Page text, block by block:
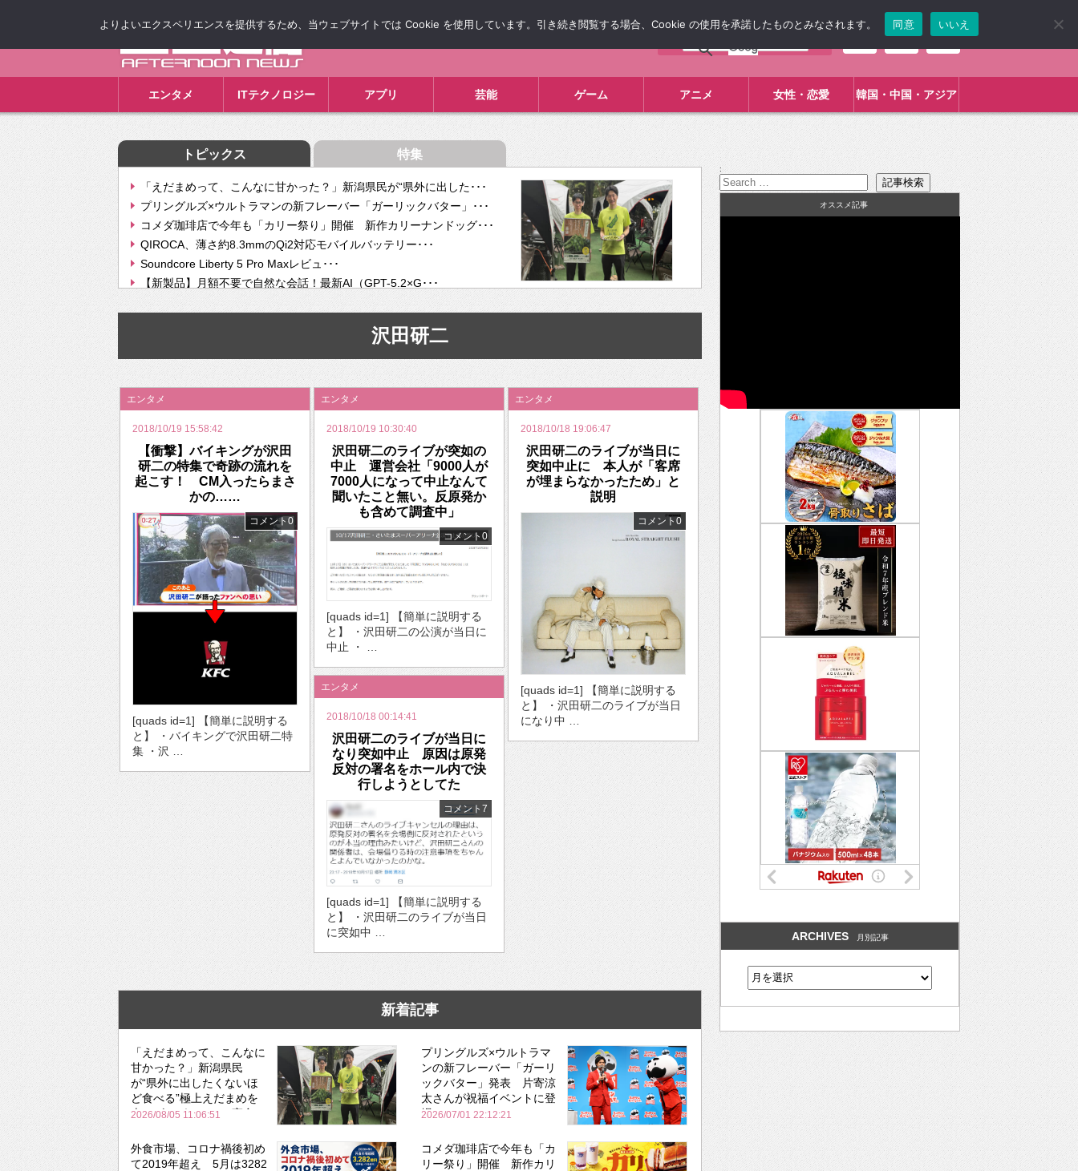
エンタメ ITテクノロジー アプリ 芸能 ゲーム アニメ 女性・恋愛 韓国・中国・アジア
トピックス 特集
「えだまめって、こんなに甘かった？」新潟県民が“県外に出した･･･
プリングルズ×ウルトラマンの新フレーバー「ガーリックバター」･･･
コメダ珈琲店で今年も「カリー祭り」開催 新作カリーナンドッグ･･･
QIROCA、薄さ約8.3mmのQi2対応モバイルバッテリー･･･
Soundcore Liberty 5 Pro Maxレビュ･･･
【新製品】月額不要で自然な会話！最新AI（GPT-5.2×G･･･
【次世代の没入感と生産性】VITURE Luma Ultra･･･
挫折率8割の壁をAIで突破。ジャストシステム、”自分が今話し･･･
2026年のバレンタインは「自分で作って、想いを渡す」 TE･･･
沢田研二
エンタメ
2018/10/19 15:58:42
【衝撃】バイキングが沢田
研二の特集で奇跡の流れを
起こす！ CM入ったらまさ
かの……
コメント0
[quads id=1] 【簡単に説明する
と】 ・バイキングで沢田研二特
集 ・沢 …
エンタメ
2018/10/19 10:30:40
沢田研二のライブが突如の
中止 運営会社「9000人が
7000人になって中止なんて
聞いたこと無い。反原発か
も含めて調査中」
コメント0
[quads id=1] 【簡単に説明する
と】 ・沢田研二の公演が当日に
中止 ・ …
エンタメ
2018/10/18 19:06:47
沢田研二のライブが当日に
突如中止に 本人が「客席
が埋まらなかったため」と
説明
コメント0
[quads id=1] 【簡単に説明する
と】 ・沢田研二のライブが当日
になり中 …
エンタメ
2018/10/18 00:14:41
沢田研二のライブが当日に
なり突如中止 原因は原発
反対の署名をホール内で決
行しようとしてた
コメント7
[quads id=1] 【簡単に説明する
と】 ・沢田研二のライブが当日
に突如中 …
新着記事
「えだまめって、こんなに
甘かった？」新潟県民
が“県外に出したくないほ
ど食べる”極上えだまめを
森のビアガーデンで実食
2026/08/05 11:06:51
プリングルズ×ウルトラマ
ンの新フレーバー「ガーリ
ックバター」発表 片寄涼
太さんが祝福イベントに登
場
2026/07/01 22:12:21
外食市場、コロナ禍後初め
て2019年超え 5月は3282
コメダ珈琲店で今年も「カ
リー祭り」開催 新作カリ
:
オススメ記事
ARCHIVES 月別記事
よりよいエクスペリエンスを提供するため、当ウェブサイトでは Cookie を使用しています。引き続き閲覧する場合、Cookie の使用を承諾したものとみなされます。 同意 いいえ